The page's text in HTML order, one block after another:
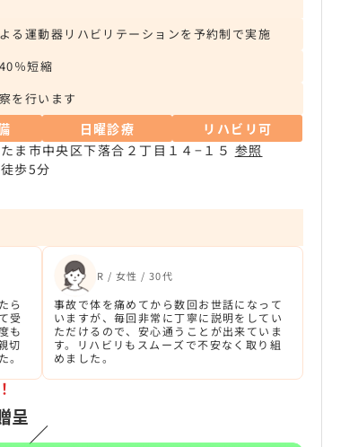
る運動器リハビリテーションを予約制で実施
％短縮
を行います
日曜診療
リハビリ可
ま市中央区下落合２丁目１４−１５ 参照
歩5分
ら
受
も
切
。
R / 女性 / 30代
事故で体を痛めてから数回お世話になって
いますが、毎回非常に丁寧に説明をしてい
ただけるので、安心通うことが出来ていま
す。リハビリもスムーズで不安なく取り組
めました。
呈
／